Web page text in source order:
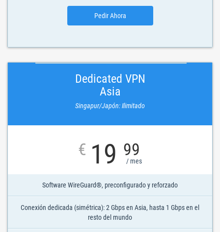
Pedir Ahora
Dedicated VPN
Asia
Singapur/Japón: Ilimitado
€ 19 99
/ mes
Software WireGuard®, preconfigurado y reforzado
Conexión dedicada (simétrica): 2 Gbps en Asia, hasta 1 Gbps en el
resto del mundo